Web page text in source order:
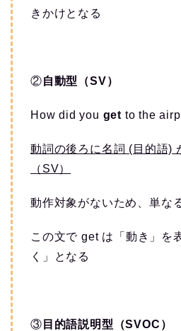
きかけとなる
②自動型（SV）
How did you get to the
動詞の後ろに名詞 (目的語)
（SV）
動作対象がないため、単な
この文で get は「動き」を
く」となる
③ 目的語説明型（SVOC）